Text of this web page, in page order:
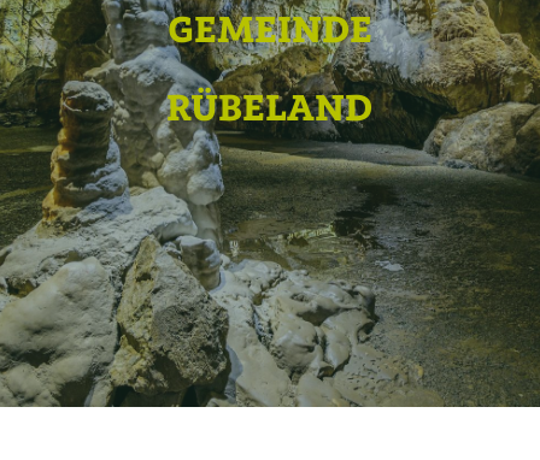
GEMEINDE
RÜBELAND